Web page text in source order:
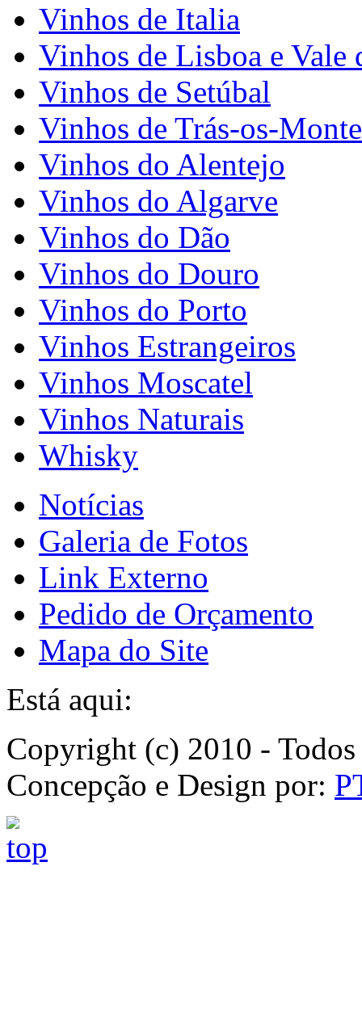
Vinhos de Italia
Vinhos de Lisboa e Vale
Vinhos de Setúbal
Vinhos de Trás-os-
Vinhos do Alentejo
Vinhos do Algarve
Vinhos do Dão
Vinhos do Douro
Vinhos do Porto
Vinhos Estrangeiros
Vinhos Moscatel
Vinhos Naturais
Whisky
Notícias
Galeria de Fotos
Link Externo
Pedido de Orçamento
Mapa do Site
Está aqui:
Copyright (c) 2010 -
Concepção e Design por: